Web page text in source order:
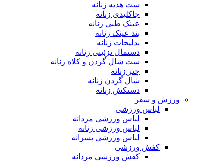
ست هدیه زنانه
جاکلیدی زنانه
عینک طبی زنانه
بند عینک زنانه
بدلیجات زنانه
دستمال تزئینی زنانه
ست شال گردن و کلاه زنانه
چتر زنانه
شال گردن زنانه
دستکش زنانه
ورزش و سفر
لباس ورزشی
لباس ورزشی مردانه
لباس ورزشی زنانه
لباس ورزشی پسرانه
کفش ورزشی
کفش ورزشی مردانه